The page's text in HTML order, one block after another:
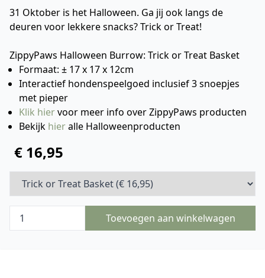
31 Oktober is het Halloween. Ga jij ook langs de
deuren voor lekkere snacks? Trick or Treat!
ZippyPaws Halloween Burrow: Trick or Treat Basket
Formaat: ± 17 x 17 x 12cm
Interactief hondenspeelgoed inclusief 3 snoepjes
met pieper
Klik hiervoor meer info over ZippyPaws producten
Bekijk hieralle Halloweenproducten
€ 16,95
Toevoegen aan winkelwagen